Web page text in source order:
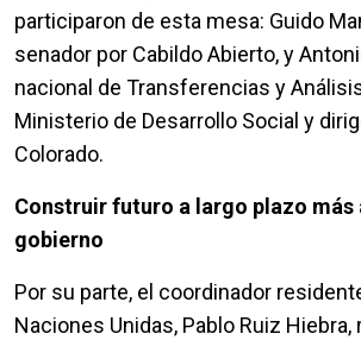
participaron de esta mesa: Guido
senador por Cabildo Abierto, y
nacional de Transferencias y
Ministerio de Desarrollo Social y
Colorado.
Construir futuro a largo plazo más
gobierno
Por su parte, el coordinador
Naciones Unidas, Pablo Ruiz Hiebra,